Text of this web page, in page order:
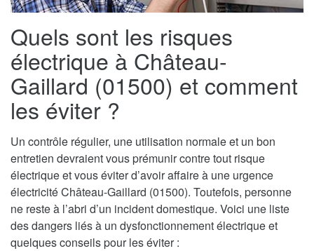
Quels sont les risques
électrique à Château-
Gaillard (01500) et comment
les éviter ?
Un contrôle régulier, une utilisation normale et un bon
entretien devraient vous prémunir contre tout risque
électrique et vous éviter d’avoir affaire à une urgence
électricité Château-Gaillard (01500). Toutefois, personne
ne reste à l’abri d’un incident domestique. Voici une liste
des dangers liés à un dysfonctionnement électrique et
quelques conseils pour les éviter :